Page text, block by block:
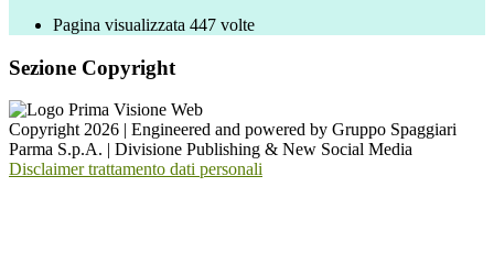
Pagina visualizzata 447 volte
Sezione Copyright
Copyright 2026 | Engineered and powered by Gruppo Spaggiari
Parma S.p.A. | Divisione Publishing & New Social Media
Disclaimer trattamento dati personali